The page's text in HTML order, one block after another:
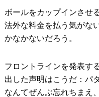
ボールをカップインさせ
法外な料金を払う気がな
かなかないだろう。
フロントラインを発表す
出した声明はこうだ：パ
なんてぜんぶ忘れちまえ、